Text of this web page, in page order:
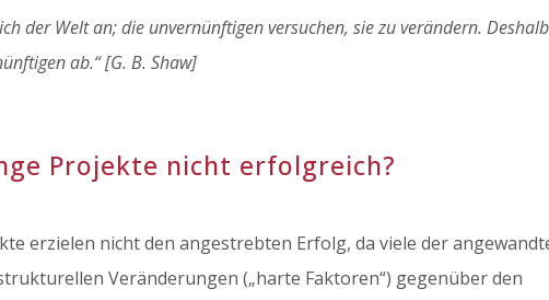
der Welt an; die unvernünftigen versuchen, sie zu verändern. Deshalb
ab.“ [G. B. Shaw]
Projekte nicht erfolgreich?
erzielen nicht den angestrebten Erfolg, da viele der
Veränderungen („harte Faktoren“) gegenüber den